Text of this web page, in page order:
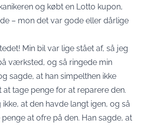
og købt en Lotto kupon,
– mon det var gode eller dårlige
Min bil var lige stået af, så jeg
værksted, og så ringede min
sagde, at han simpelthen ikke
tage penge for at reparere den.
at den havde langt igen, og så
at ofre på den. Han sagde, at